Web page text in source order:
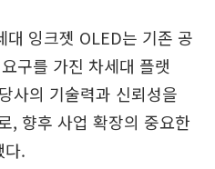
대 잉크젯 OLED는 기존 공
구를 가진 차세대 플랫
사의 기술력과 신뢰성을
, 향후 사업 확장의 중요한
다.